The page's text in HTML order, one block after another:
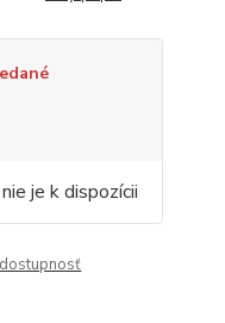
je k dispozícii